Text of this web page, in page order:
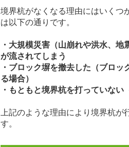
境界杭がなくなる理由にはいくつ
は以下の通りです。
・大規模災害（山崩れや洪水、
が流されてしまう
・ブロック塀を撤去した（ブロ
る場合）
・もともと境界杭を打っていない
上記のような理由により境界杭
す。